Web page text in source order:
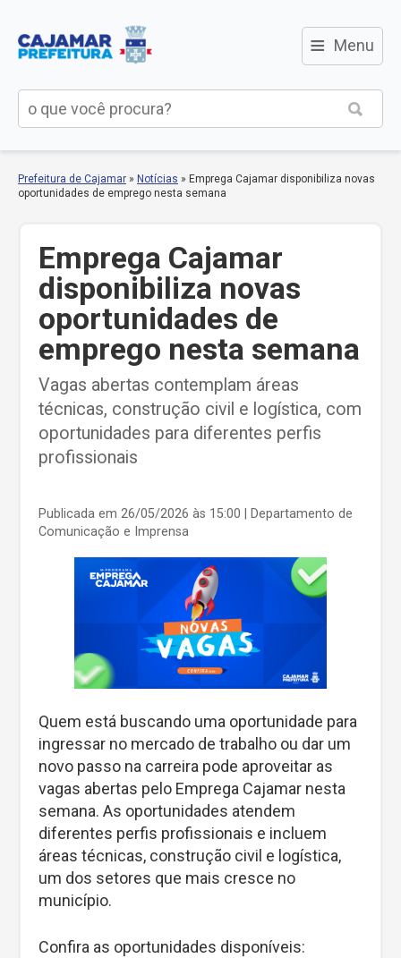
≡ Menu
Prefeitura de Cajamar » Notícias » Emprega Cajamar disponibiliza novas
oportunidades de emprego nesta semana
Emprega Cajamar
disponibiliza novas
oportunidades de
emprego nesta semana
Vagas abertas contemplam áreas
técnicas, construção civil e logística, com
oportunidades para diferentes perfis
profissionais
Publicada em 26/05/2026 às 15:00
| Departamento de
Comunicação e Imprensa
Quem está buscando uma oportunidade para
ingressar no mercado de trabalho ou dar um
novo passo na carreira pode aproveitar as
vagas abertas pelo Emprega Cajamar nesta
semana. As oportunidades atendem
diferentes perfis profissionais e incluem
áreas técnicas, construção civil e logística,
um dos setores que mais cresce no
município.
Confira as oportunidades disponíveis: